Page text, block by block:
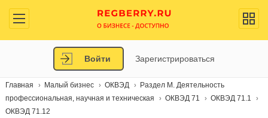
Войти Зарегистрироваться
Главная Малый бизнес ОКВЭД
Раздел M. Деятельность
профессиональная, научная и техническая
ОКВЭД 71
ОКВЭД 71.1
ОКВЭД 71.12